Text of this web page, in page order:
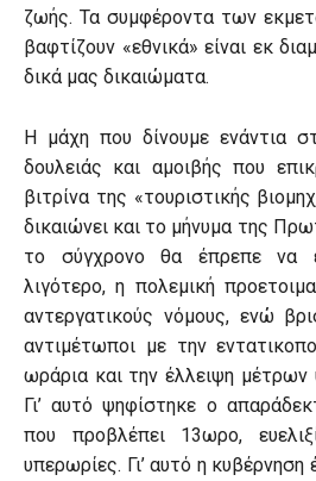
ζωής. Τα συμφέροντα των
βαφτίζουν «εθνικά» είναι εκ
δικά μας δικαιώματα.
Η μάχη που δίνουμε ενάντια
δουλειάς και αμοιβής που
βιτρίνα της «τουριστικής
δικαιώνει και το μήνυμα της
το σύγχρονο θα έπρεπε να
λιγότερο, η πολεμική
αντεργατικούς νόμους, ενώ
αντιμέτωποι με την
ωράρια και την έλλειψη μέτρων
Γι’ αυτό ψηφίστηκε ο
που προβλέπει 13ωρο,
υπερωρίες. Γι’ αυτό η